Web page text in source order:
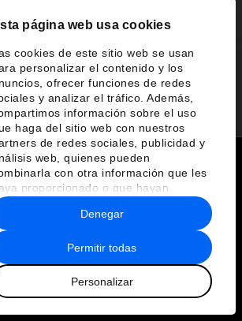
página web usa cookies
cookies de este sitio web se usan
personalizar el contenido y los
ofrecer funciones de redes
y analizar el tráfico. Además,
información sobre el uso
haga del sitio web con nuestros
de redes sociales, publicidad y
web, quienes pueden
con otra información que les
proporcionado o que hayan
a partir del uso que haya
de sus servicios.
Permitir todas
Personalizar
Denegar
semanal de los temas más
agenda global
Suscríbete hoy